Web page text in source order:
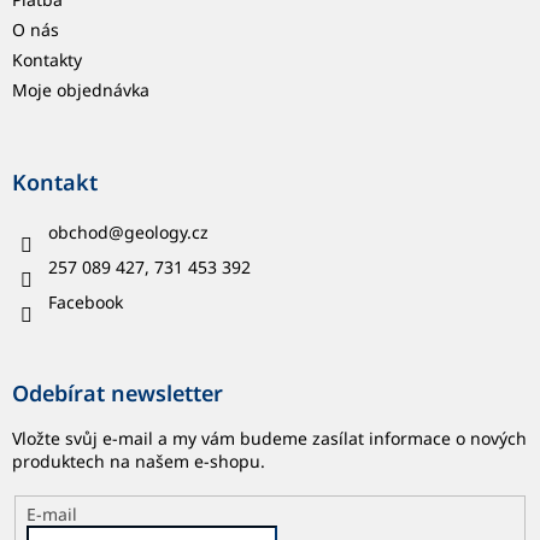
O nás
Kontakty
Moje objednávka
Kontakt
obchod@geology.cz
257 089 427, 731 453 392
Facebook
Odebírat newsletter
Vložte svůj e-mail a my vám budeme zasílat informace o nových
produktech na našem e-shopu.
E-mail